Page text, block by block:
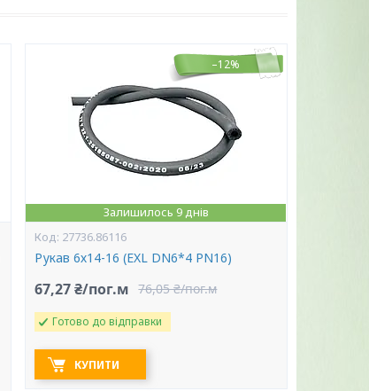
–12%
Залишилось 9 днів
27736.86116
Рукав 6х14-16 (EXL DN6*4 PN16)
67,27 ₴/пог.м 76,05 ₴/пог.м
Готово до відправки
КУПИТИ